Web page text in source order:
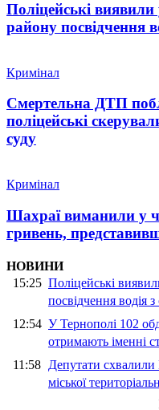
Поліцейські
району посвідчення
Кримінал
Смертельна ДТП
поліцейські
суду
Кримінал
Шахраї виманили у
гривень,
НОВИНИ
15:25 Поліцейські
посвідчення водія
12:54 У Тернополі 102
отримають іменні
11:58 Депутати схвалили
міської